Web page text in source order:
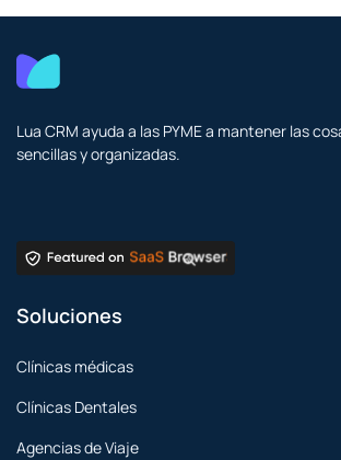
Lua CRM ayuda a las PYME a mantener las
sencillas y organizadas.
Soluciones
Clínicas médicas
Clínicas Dentales
Agencias de Viaje